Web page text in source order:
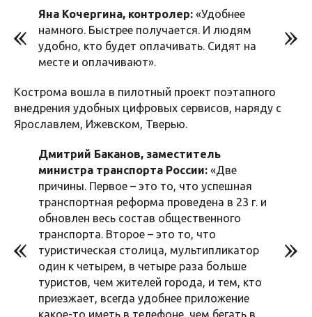
Яна Кочергина, контролер: «Удобнее
намного. Быстрее получается. И людям
удобно, кто будет оплачивать. Сидят на
месте и оплачивают».
Кострома вошла в пилотный проект поэтапного
внедрения удобных цифровых сервисов, наряду с
Ярославлем, Ижевском, Тверью.
Дмитрий Баканов, заместитель
министра транспорта России: «Две
причины. Первое – это то, что успешная
транспортная реформа проведена в 23 г. и
обновлен весь состав общественного
транспорта. Второе – это то, что
туристическая столица, мультипликатор
один к четырем, в четыре раза больше
туристов, чем жителей города, и тем, кто
приезжает, всегда удобнее приложение
какое-то иметь в телефоне, чем бегать в